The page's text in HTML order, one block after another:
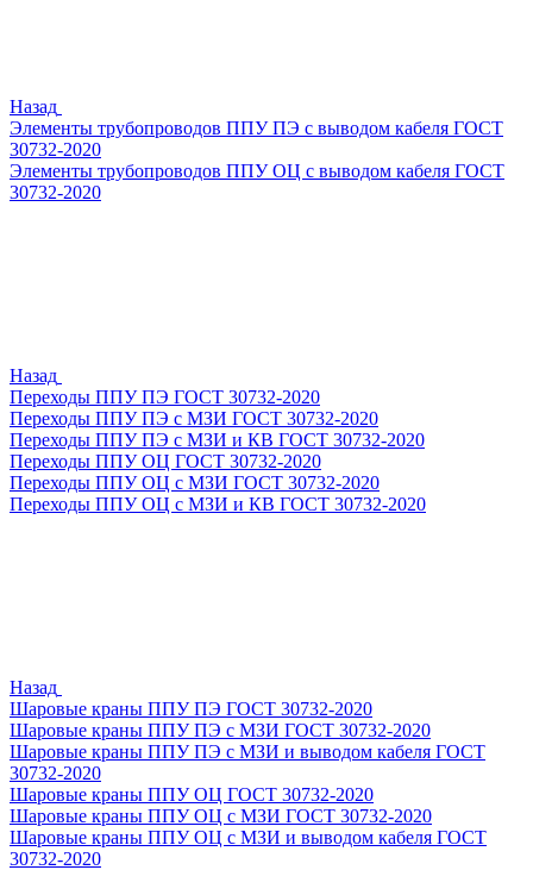
Назад
Элементы трубопроводов ППУ ПЭ с выводом кабеля ГОСТ
30732-2020
Элементы трубопроводов ППУ ОЦ с выводом кабеля ГОСТ
30732-2020
Назад
Переходы ППУ ПЭ ГОСТ 30732-2020
Переходы ППУ ПЭ с МЗИ ГОСТ 30732-2020
Переходы ППУ ПЭ с МЗИ и КВ ГОСТ 30732-2020
Переходы ППУ ОЦ ГОСТ 30732-2020
Переходы ППУ ОЦ с МЗИ ГОСТ 30732-2020
Переходы ППУ ОЦ с МЗИ и КВ ГОСТ 30732-2020
Назад
Шаровые краны ППУ ПЭ ГОСТ 30732-2020
Шаровые краны ППУ ПЭ с МЗИ ГОСТ 30732-2020
Шаровые краны ППУ ПЭ с МЗИ и выводом кабеля ГОСТ
30732-2020
Шаровые краны ППУ ОЦ ГОСТ 30732-2020
Шаровые краны ППУ ОЦ с МЗИ ГОСТ 30732-2020
Шаровые краны ППУ ОЦ с МЗИ и выводом кабеля ГОСТ
30732-2020